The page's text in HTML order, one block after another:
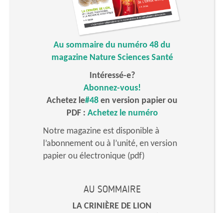
Au sommaire du numéro 48 du
magazine Nature Sciences Santé
Intéressé-e?
Abonnez-vous!
Achetez le#48 en version papier ou
PDF : Achetez le numéro
Notre magazine est disponible à
l’abonnement ou à l’unité, en version
papier ou électronique (pdf)
AU SOMMAIRE
LA CRINIÈRE DE LION